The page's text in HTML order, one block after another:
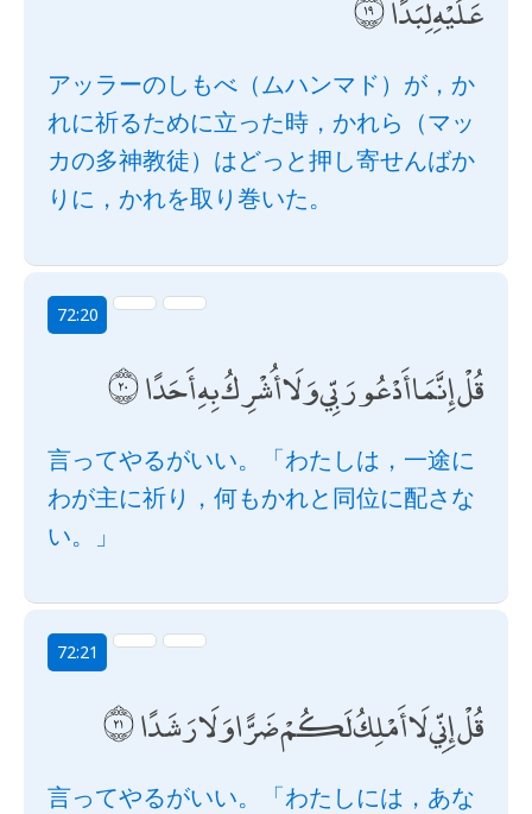
アッラーのしもべ（ムハンマド）が，か
れに祈るために立った時，かれら（マッ
カの多神教徒）はどっと押し寄せんばか
りに，かれを取り巻いた。
72:20
قُلْ إِنَّمَا أَدْعُو رَبِّي وَلَا أُشْرِكُ بِهِ أَحَدًا
言ってやるがいい。「わたしは，一途に
わが主に祈り，何もかれと同位に配さな
い。」
72:21
قُلْ إِنِّي لَا أَمْلِكُ لَكُمْ ضَرًّا وَلَا رَشَدًا
言ってやるがいい。「わたしには，あな